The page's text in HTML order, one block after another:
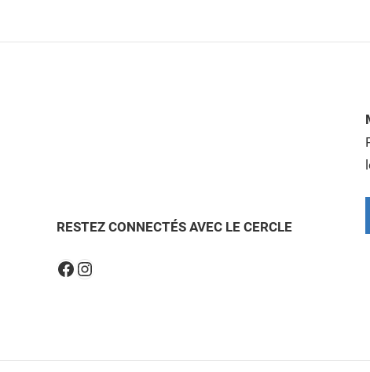
RESTEZ CONNECTÉS AVEC LE CERCLE
Facebook
Instagram